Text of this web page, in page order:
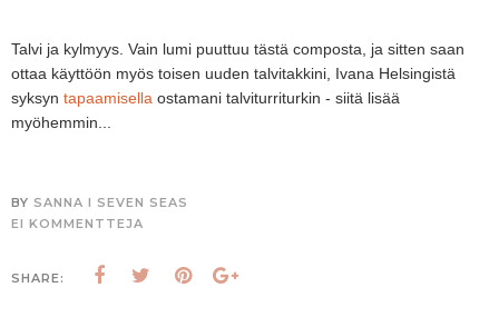
Talvi ja kylmyys. Vain lumi puuttuu tästä composta, ja sitten saan
ottaa käyttöön myös toisen uuden talvitakkini, Ivana Helsingistä
syksyn tapaamisella ostamani talviturriturkin - siitä lisää
myöhemmin...
BY SANNA I SEVEN SEAS
EI KOMMENTTEJA
SHARE: